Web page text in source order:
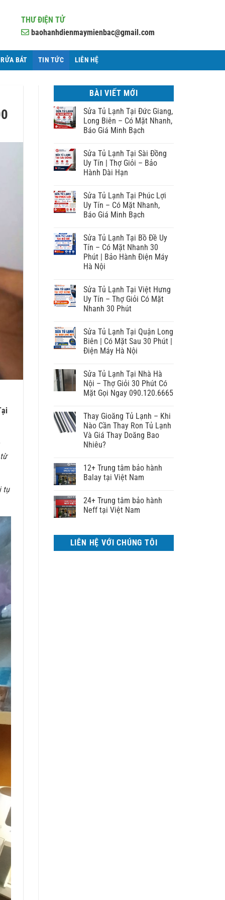
THƯ ĐIỆN TỬ
baohanhdienmaymienbac@gmail.com
BÁT TIN TỨC LIÊN HỆ
tụ
BÀI VIẾT MỚI
Sửa Tủ Lạnh Tại Đức Giang,
Long Biên – Có Mặt Nhanh,
Báo Giá Minh Bạch
Sửa Tủ Lạnh Tại Sài Đồng
Uy Tín | Thợ Giỏi – Bảo
Hành Dài Hạn
Sửa Tủ Lạnh Tại Phúc Lợi
Uy Tín – Có Mặt Nhanh,
Báo Giá Minh Bạch
Sửa Tủ Lạnh Tại Bồ Đề Uy
Tín – Có Mặt Nhanh 30
Phút | Bảo Hành Điện Máy
Hà Nội
Sửa Tủ Lạnh Tại Việt Hưng
Uy Tín – Thợ Giỏi Có Mặt
Nhanh 30 Phút
Sửa Tủ Lạnh Tại Quận Long
Biên | Có Mặt Sau 30 Phút |
Điện Máy Hà Nội
Sửa Tủ Lạnh Tại Nhà Hà
Nội – Thợ Giỏi 30 Phút Có
Mặt Gọi Ngay 090.120.6665
Thay Gioăng Tủ Lạnh – Khi
Nào Cần Thay Ron Tủ Lạnh
Và Giá Thay Doăng Bao
Nhiêu?
12+ Trung tâm bảo hành
Balay tại Việt Nam
24+ Trung tâm bảo hành
Neff tại Việt Nam
LIÊN HỆ VỚI CHÚNG TÔI